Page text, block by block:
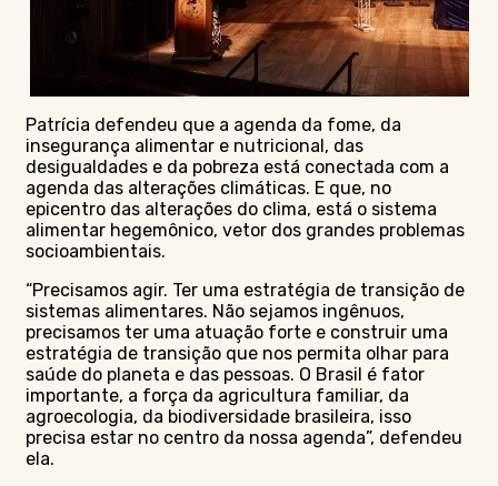
Patrícia defendeu que a agenda da fome, da
insegurança alimentar e nutricional, das
desigualdades e da pobreza está conectada com a
agenda das alterações climáticas. E que, no
epicentro das alterações do clima, está o sistema
alimentar hegemônico, vetor dos grandes problemas
socioambientais.
“Precisamos agir. Ter uma estratégia de transição de
sistemas alimentares. Não sejamos ingênuos,
precisamos ter uma atuação forte e construir uma
estratégia de transição que nos permita olhar para
saúde do planeta e das pessoas. O Brasil é fator
importante, a força da agricultura familiar, da
agroecologia, da biodiversidade brasileira, isso
precisa estar no centro da nossa agenda”, defendeu
ela.